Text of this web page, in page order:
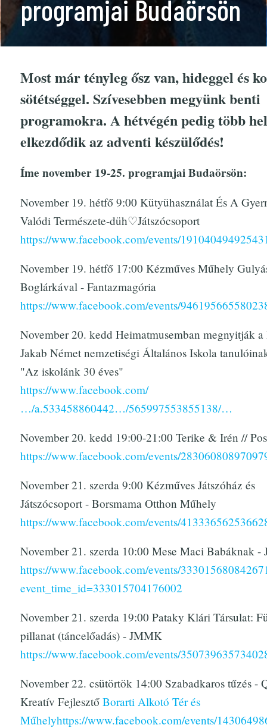
programjai Budaörsön
Most már tényleg ősz van, hideggel és
sötétséggel. Szívesebben megyünk benti
programokra. A hétvégén pedig több
elkezdődik az adventi készülődés!
Íme november 19-25. programjai Budaörsön:
November 19. hétfő 9:00 Kütyühasználat És A
Valódi Természete-düh♡Játszócsoport
https://www.facebook.com/events/
November 19. hétfő 17:00 Kézműves Műhely
Boglárkával - Fantazmagória
https://www.facebook.com/events/
November 20. kedd Heimatmusemban megnyitják a
Jakab Német nemzetiségi Általános Iskola
"Az iskolánk 30 éves"
https://www.facebook.com/
…/a.533458860442…/565997553855138/…
November 20. kedd 19:00-21:00 Terike & Irén //
https://www.facebook.com/events/
November 21. szerda 9:00 Kézműves Játszóház és
Játszócsoport - Borsmama Otthon Műhely
https://www.facebook.com/events/
November 21. szerda 10:00 Mese Maci Babáknak -
https://www.facebook.com/events/
event_time_id=333015704176002
November 21. szerda 19:00 Pataky Klári Társulat:
pillanat (táncelőadás) - JMMK
https://www.facebook.com/events/
November 22. csütörtök 14:00 Szabadkaros tűzés -
Kreatív Fejlesztő Borarti Alkotó Tér és
Műhelyhttps://www.facebook.com/events/